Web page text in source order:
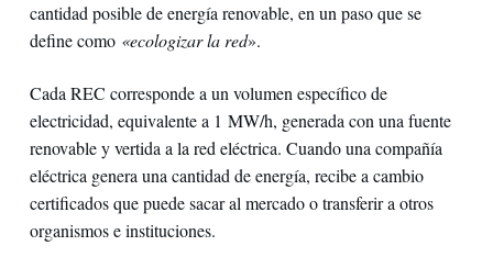
cantidad posible de energía renovable, en un paso que se
define como«ecologizar la red».
Cada REC corresponde a un volumen específico de
electricidad, equivalente a 1 MW/h, generada con una fuente
renovable y vertida a la red eléctrica. Cuando una compañía
eléctrica genera una cantidad de energía, recibe a cambio
certificados que puede sacar al mercado o transferir a otros
organismos e instituciones.